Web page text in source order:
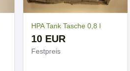
HPA Tank Tasche 0,8 l
10 EUR
Festpreis